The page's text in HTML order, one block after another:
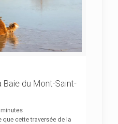
Baie du Mont-Saint-
minutes
que cette traversée de la